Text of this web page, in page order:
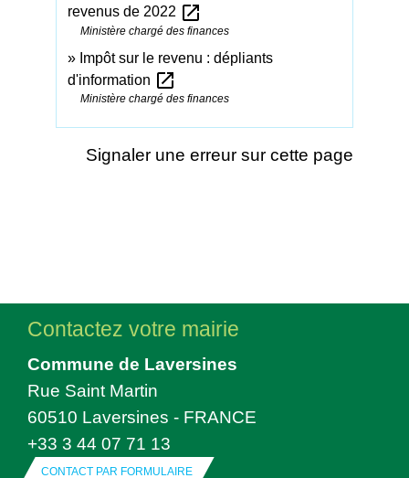
revenus de 2022 open_in_new
Ministère chargé des finances
Impôt sur le revenu : dépliants
d'information open_in_new
Ministère chargé des finances
Signaler une erreur sur cette page
Contactez votre mairie
Commune de Laversines
Rue Saint Martin
60510 Laversines - FRANCE
+33 3 44 07 71 13
CONTACT PAR FORMULAIRE